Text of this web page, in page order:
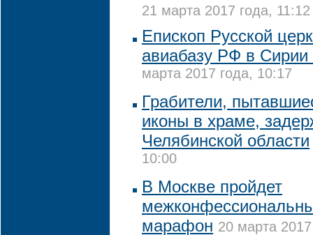
21 марта 2017 года, 11:12
Епископ Русской
авиабазу РФ в
марта 2017 года, 10:17
Грабители,
иконы в храме,
Челябинской области
10:00
В Москве пройдет
марафон 20 марта